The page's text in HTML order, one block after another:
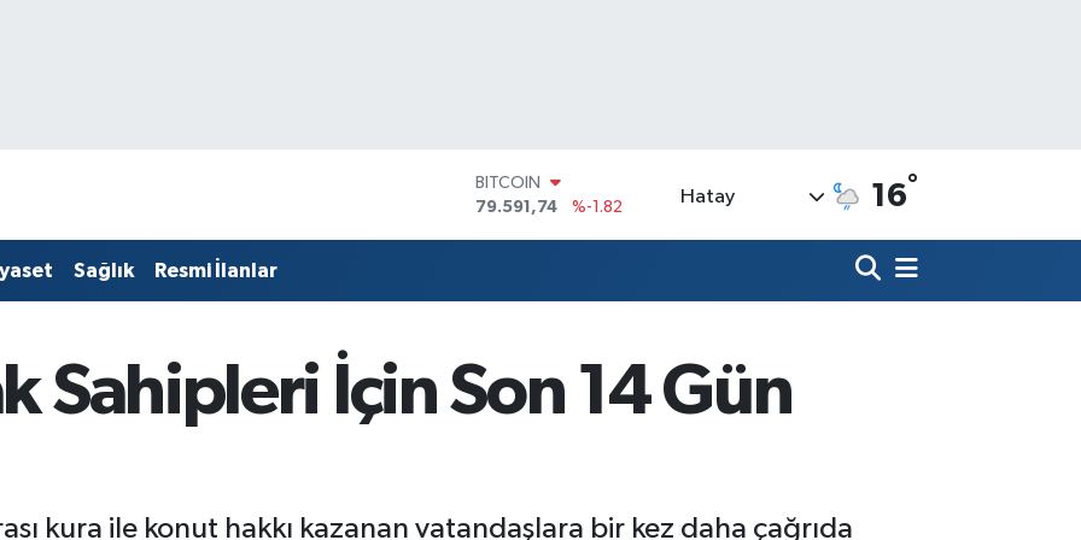
DOLAR
45,43620
%0.02
61,60380
%0.18
BİST100
14.598,00
Hatay 16°
Sağlık Resmi İlanlar
Sahipleri İçin Son 14 Gün
kura ile konut hakkı kazanan vatandaşlara bir kez daha çağrıda